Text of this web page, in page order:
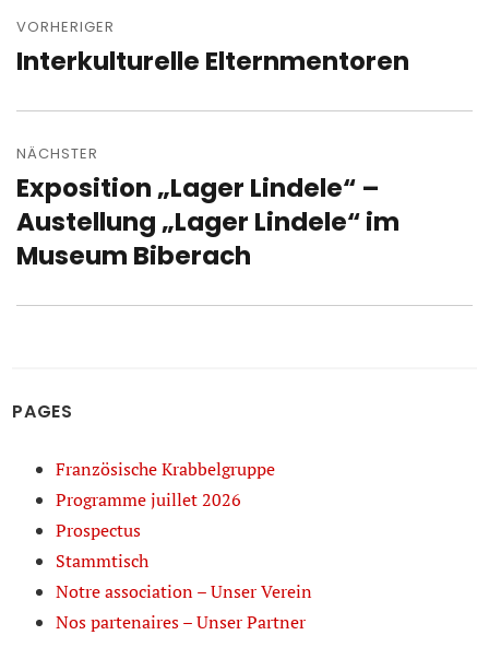
VORHERIGER
Vorheriger
Interkulturelle Elternmentoren
NÄCHSTER
Nächster
Beitrag:
Exposition „Lager Lindele“ –
Austellung „Lager Lindele“ im
Museum Biberach
PAGES
Französische Krabbelgruppe
Programme juillet 2026
Prospectus
Stammtisch
Notre association – Unser Verein
Nos partenaires – Unser Partner